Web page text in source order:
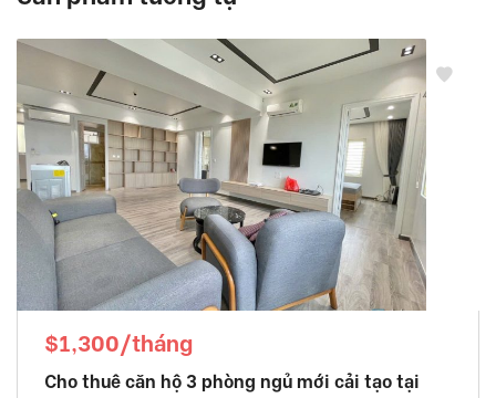
$1,300/tháng
Cho thuê căn hộ 3 phòng ngủ mới cải tạo tại